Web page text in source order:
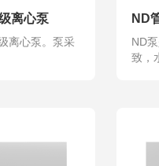
离心泵
离心泵。泵采
ND
ND
致，